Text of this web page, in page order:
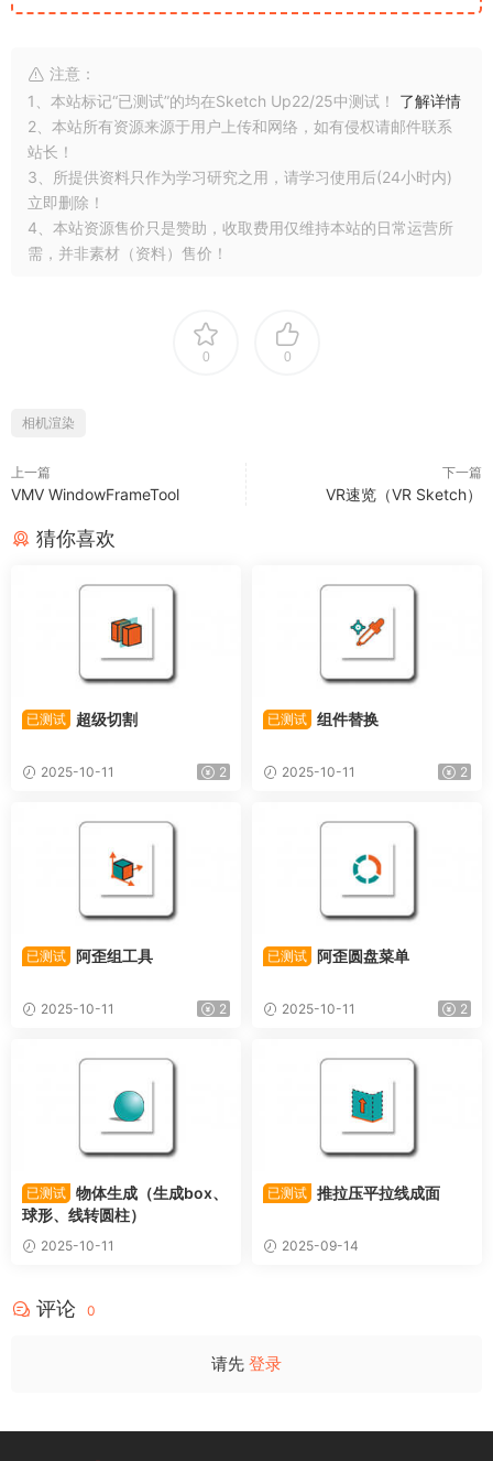
注意：
1、本站标记“已测试”的均在Sketch Up22/25中测试！ 了解详情
2、本站所有资源来源于用户上传和网络，如有侵权请邮件联系
站长！
3、所提供资料只作为学习研究之用，请学习使用后(24小时内)
立即删除！
4、本站资源售价只是赞助，收取费用仅维持本站的日常运营所
需，并非素材（资料）售价！
0 0
相机渲染
上一篇
VMV WindowFrameTool
下一篇
VR速览（VR Sketch）
猜你喜欢
已测试 超级切割
2025-10-11 2
已测试 组件替换
2025-10-11 2
已测试 阿歪组工具
2025-10-11 2
已测试 阿歪圆盘菜单
2025-10-11 2
已测试 物体生成（生成box、
球形、线转圆柱）
2025-10-11
已测试 推拉压平拉线成面
2025-09-14
评论 0
请先 登录